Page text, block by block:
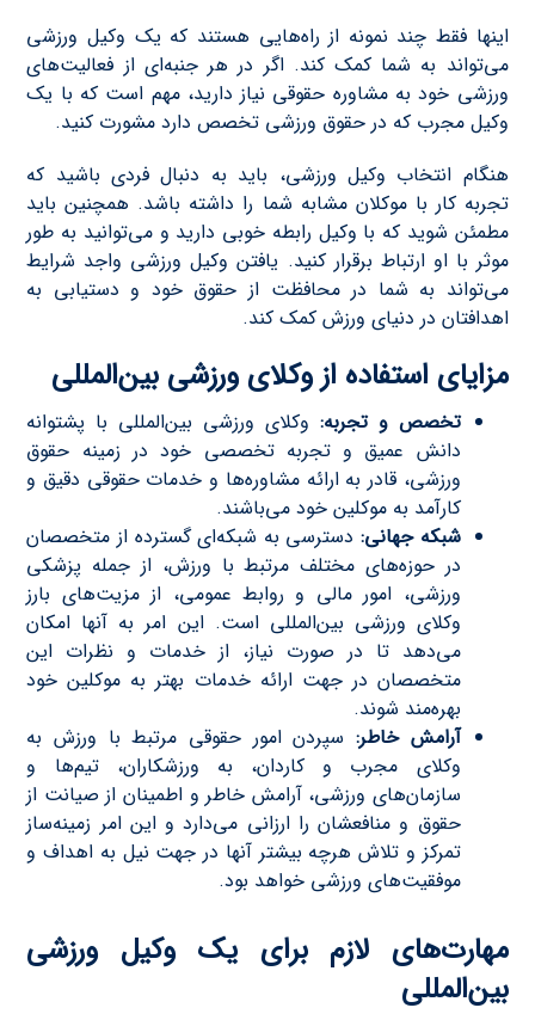
اینها فقط چند نمونه از راه‌هایی هستند که یک وکیل ورزشی
می‌تواند به شما کمک کند. اگر در هر جنبه‌ای از فعالیت‌های
ورزشی خود به مشاوره حقوقی نیاز دارید، مهم است که با یک
وکیل مجرب که در حقوق ورزشی تخصص دارد مشورت کنید.
هنگام انتخاب وکیل ورزشی، باید به دنبال فردی باشید که
تجربه کار با موکلان مشابه شما را داشته باشد. همچنین باید
مطمئن شوید که با وکیل رابطه خوبی دارید و می‌توانید به طور
موثر با او ارتباط برقرار کنید. یافتن وکیل ورزشی واجد شرایط
می‌تواند به شما در محافظت از حقوق خود و دستیابی به
اهدافتان در دنیای ورزش کمک کند.
مزایای استفاده از وکلای ورزشی بین‌المللی
تخصص و تجربه: وکلای ورزشی بین‌المللی با پشتوانه
دانش عمیق و تجربه تخصصی خود در زمینه حقوق
ورزشی، قادر به ارائه مشاوره‌ها و خدمات حقوقی دقیق و
کارآمد به موکلین خود می‌باشند.
شبکه جهانی: دسترسی به شبکه‌ای گسترده از متخصصان
در حوزه‌های مختلف مرتبط با ورزش، از جمله پزشکی
ورزشی، امور مالی و روابط عمومی، از مزیت‌های بارز
وکلای ورزشی بین‌المللی است. این امر به آنها امکان
می‌دهد تا در صورت نیاز، از خدمات و نظرات این
متخصصان در جهت ارائه خدمات بهتر به موکلین خود
بهره‌مند شوند.
آرامش خاطر: سپردن امور حقوقی مرتبط با ورزش به
وکلای مجرب و کاردان، به ورزشکاران، تیم‌ها و
سازمان‌های ورزشی، آرامش خاطر و اطمینان از صیانت از
حقوق و منافعشان را ارزانی می‌دارد و این امر زمینه‌ساز
تمرکز و تلاش هرچه بیشتر آنها در جهت نیل به اهداف و
موفقیت‌های ورزشی خواهد بود.
مهارت‌های لازم برای یک وکیل ورزشی
بین‌المللی